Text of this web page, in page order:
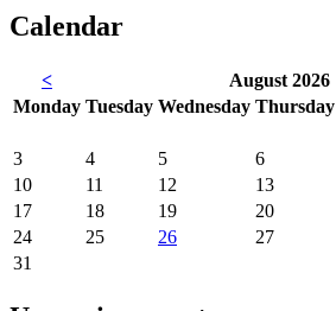
Calendar
< August 2026
Monday Tuesday Wednesday Thursday
3
4 5 6
10
11 12 13
17
18 19 20
24
25 26 27
31